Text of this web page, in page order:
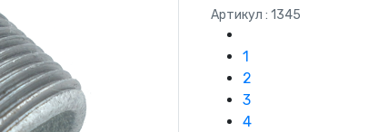
Артикул : 1345
1
2
3
4